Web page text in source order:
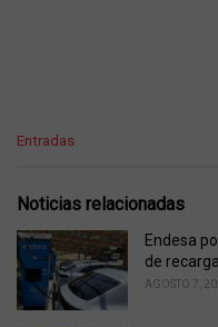
C
e
o
r
i
Entradas
Noticias relacionadas
Endesa
de
AGOSTO 7,